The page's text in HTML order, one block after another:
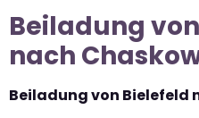
Beiladung
nach
Beiladung von Bielefeld